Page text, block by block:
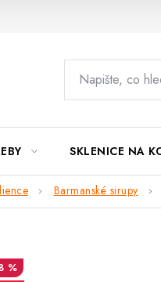
SKLENICE NA
Barmanské sirupy
%